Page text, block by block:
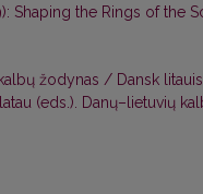
Shaping the Rings of the
žodynas / Dansk
(eds.). Danų–lietuvių